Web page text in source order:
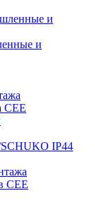
и
CEE
SCHUKO IP44
CEE